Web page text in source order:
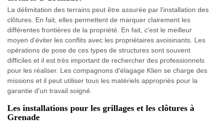
La délimitation des terrains peut être assurée par l'installation des
clôtures. En fait, elles permettent de marquer clairement les
différentes frontières de la propriété. En fait, c'est le meilleur
moyen d'éviter les conflits avec les propriétaires avoisinants. Les
opérations de pose de ces types de structures sont souvent
difficiles et il est très important de rechercher des professionnels
pour les réaliser. Les compagnons d'élagage Klien se charge des
missions et il peut utiliser tous les matériels appropriés pour la
garantie d'un travail soigné.
Les installations pour les grillages et les clôtures à
Grenade